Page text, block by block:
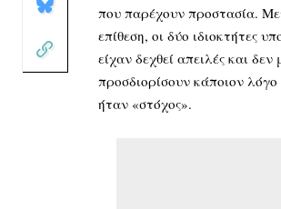
που παρέχουν προστασία.
επίθεση, οι δύο ιδιοκτήτες
είχαν δεχθεί απειλές και
προσδιορίσουν κάποιον λόγο
ήταν «στόχος».